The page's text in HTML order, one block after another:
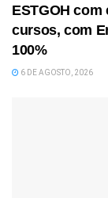
ESTGOH
cursos, com
100%
6 DE AGOSTO, 2026